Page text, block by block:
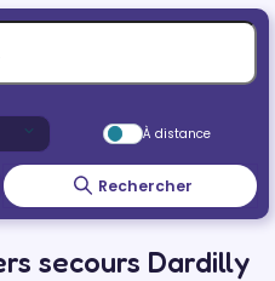
À distance
Rechercher
secours Dardilly